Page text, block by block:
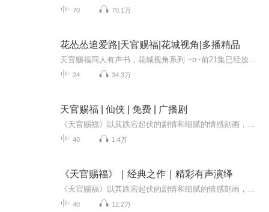
70 70.1万
花怂怂追爱路|天官赐福|花城视角|多播精品
24 34.3万
天官赐福 | 仙侠 | 免费 | 广播剧
40 1.4万
《天官赐福》｜经典之作｜精彩有声演绎
40 12.2万